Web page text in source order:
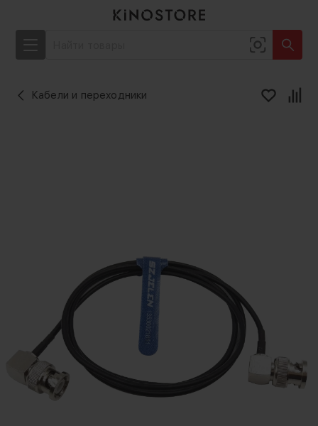
Кабели и переходники